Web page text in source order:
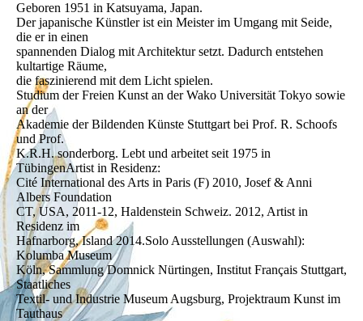
Geboren 1951 in Katsuyama, Japan.
Der japanische Künstler ist ein Meister im Umgang mit Seide,
die er in einen
spannenden Dialog mit Architektur setzt. Dadurch entstehen
kultartige Räume,
die faszinierend mit dem Licht spielen.
Studium der Freien Kunst an der Wako Universität Tokyo sowie
an der
Akademie der Bildenden Künste Stuttgart bei Prof. R. Schoofs
und Prof.
K.R.H. sonderborg. Lebt und arbeitet seit 1975 in
TübingenArtist in Residenz:
Cité International des Arts in Paris (F) 2010, Josef & Anni
Albers Foundation
CT, USA, 2011-12, Haldenstein Schweiz. 2012, Artist in
Residenz im
Hafnarborg, Island 2014.Solo Ausstellungen (Auswahl):
Kolumba Museum
Köln, Sammlung Domnick Nürtingen, Institut Français Stuttgart,
Staatliches
Textil- und Industrie Museum Augsburg, Projektraum Kunst im
Tauthaus